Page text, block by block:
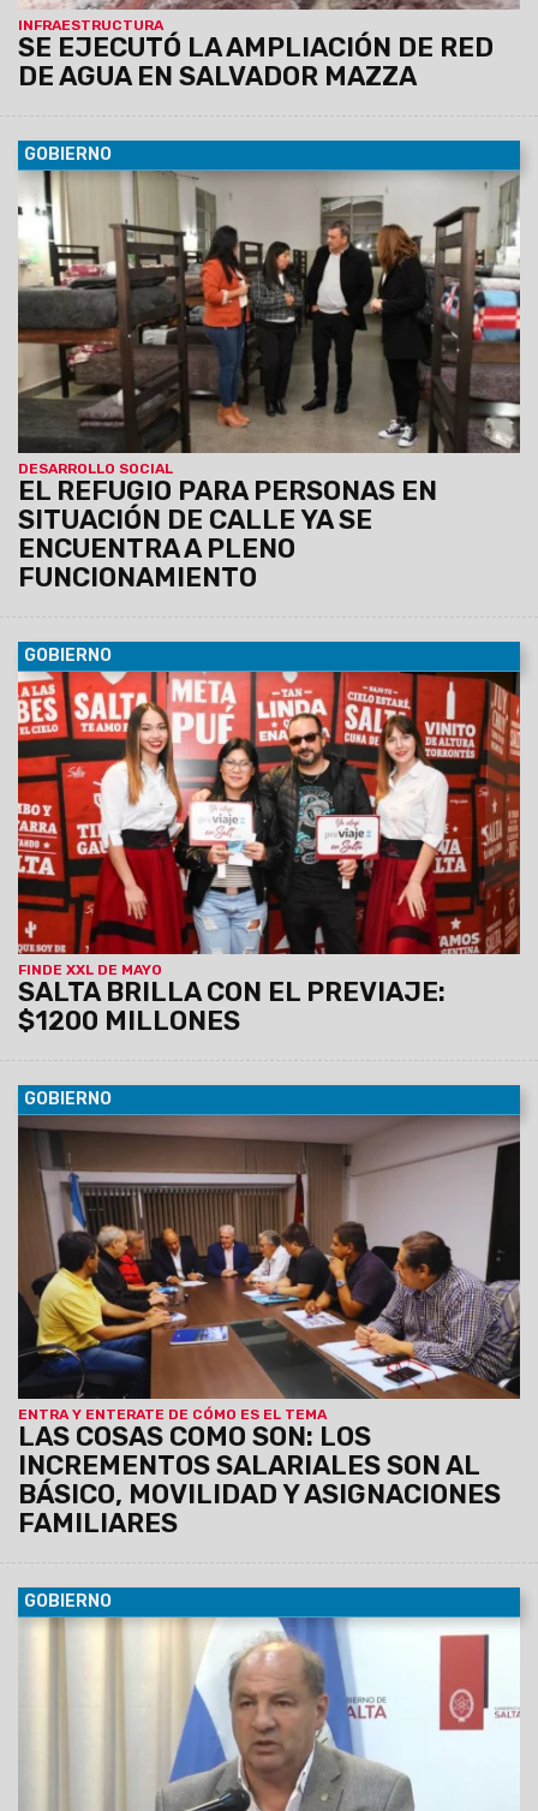
INFRAESTRUCTURA
SE EJECUTÓ LA AMPLIACIÓN DE RED
DE AGUA EN SALVADOR MAZZA
GOBIERNO
DESARROLLO SOCIAL
EL REFUGIO PARA PERSONAS EN
SITUACIÓN DE CALLE YA SE
ENCUENTRA A PLENO
FUNCIONAMIENTO
30/05/2023
Los Ministros de Desarrollo Social, Salud
Pública y Seguridad y Justicia firmaron un convenio de
mutua colaboración para poner en marcha el dispositivo de
alojamiento nocturno para personas en situación de calle
durante la temporada invernal. El mismo funcionará de lunes
a lunes de 20 a 8 horas.
GOBIERNO
FINDE XXL DE MAYO
SALTA BRILLA CON EL PREVIAJE:
$1200 MILLONES
28/05/2023 En coincidencia con el feriado del 25 de Mayo
comenzó el periodo de arribo de turistas que conviertieron a
la provincia en el destino más elegido de PreViaje. El primer
fin de semana largo con Previaje generó en Salta un impacto
económico de $1200 millones
GOBIERNO
ENTRA Y ENTERATE DE CÓMO ES EL TEMA
LAS COSAS COMO SON: LOS
INCREMENTOS SALARIALES SON AL
BÁSICO, MOVILIDAD Y ASIGNACIONES
FAMILIARES
28/05/2023 El acuerdo salarial cerrado el viernes pasado
entre el Gobierno de la provincia y los gremios consiste en
un incremento salarial del 34% más, que se suma al 35,5
conseguido en febrero, llegando a un incremento total del
69,5 a julio.
GOBIERNO
“Lo que sucedió en el ex peaje de Aunor nos
llena de tristeza. Somos un gobierno que se identifica y
creemos en la lucha del campo popular. Pero de la misma
manera, estamos convencidos que no podemos vivir en una
provincia donde el corte de ruta es la única alternativa",
opinó el Ministro de Gobierno, Ricardo Villada.